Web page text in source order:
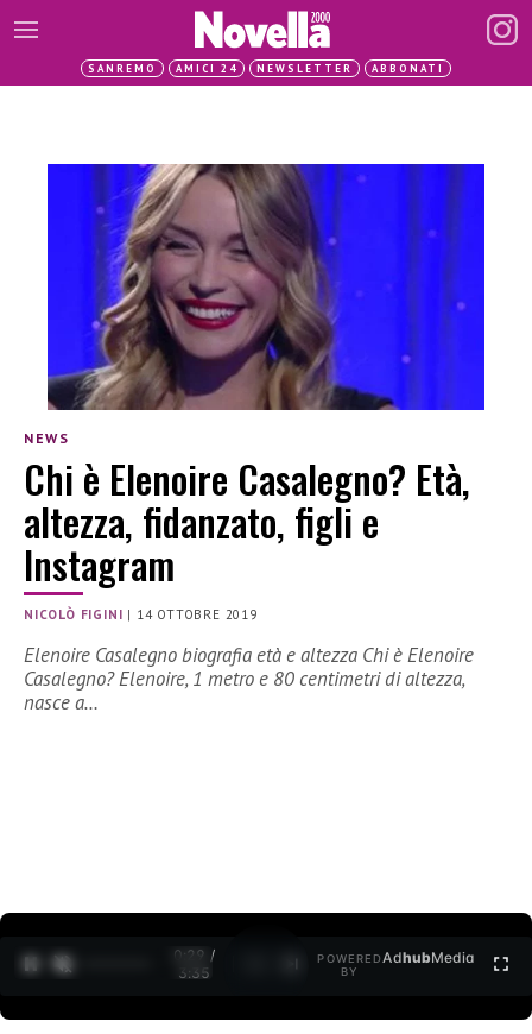
SANREMO AMICI 24 NEWSLETTER ABBONATI
NEWS
Chi è Elenoire Casalegno? Età,
altezza, fidanzato, figli e
Instagram
NICOLÒ FIGINI | 14 OTTOBRE 2019
Elenoire Casalegno biografia età e altezza Chi è Elenoire
Casalegno? Elenoire, 1 metro e 80 centimetri di altezza,
nasce a…
0:30 /
3:35
POWERED
BY
AdhubMedia